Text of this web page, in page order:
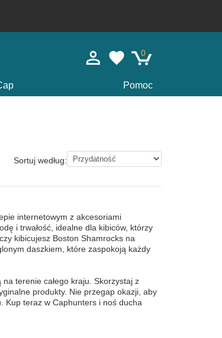
0
Pomoc
Sortuj według:
internetowym z akcesoriami
i trwałość, idealne dla kibiców, którzy
kibicujesz Boston Shamrocks na
daszkiem, które zaspokoją każdy
terenie całego kraju. Skorzystaj z
produkty. Nie przegap okazji, aby
Kup teraz w Caphunters i noś ducha